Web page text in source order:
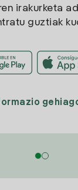
irakurketa
guztiak